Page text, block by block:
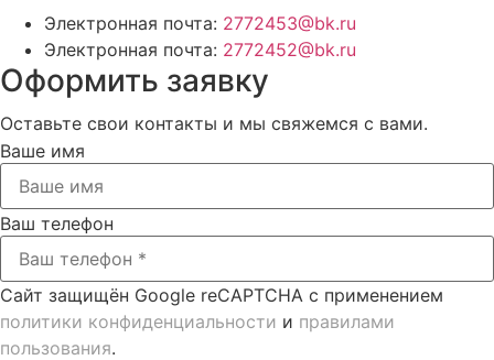
Электронная почта: 2772453@bk.ru
Электронная почта: 2772452@bk.ru
Оформить заявку
Оставьте свои контакты и мы свяжемся с вами.
Ваше имя
Ваш телефон
Сайт защищён Google reCAPTCHA с применением
политики конфиденциальности и правилами
пользования.